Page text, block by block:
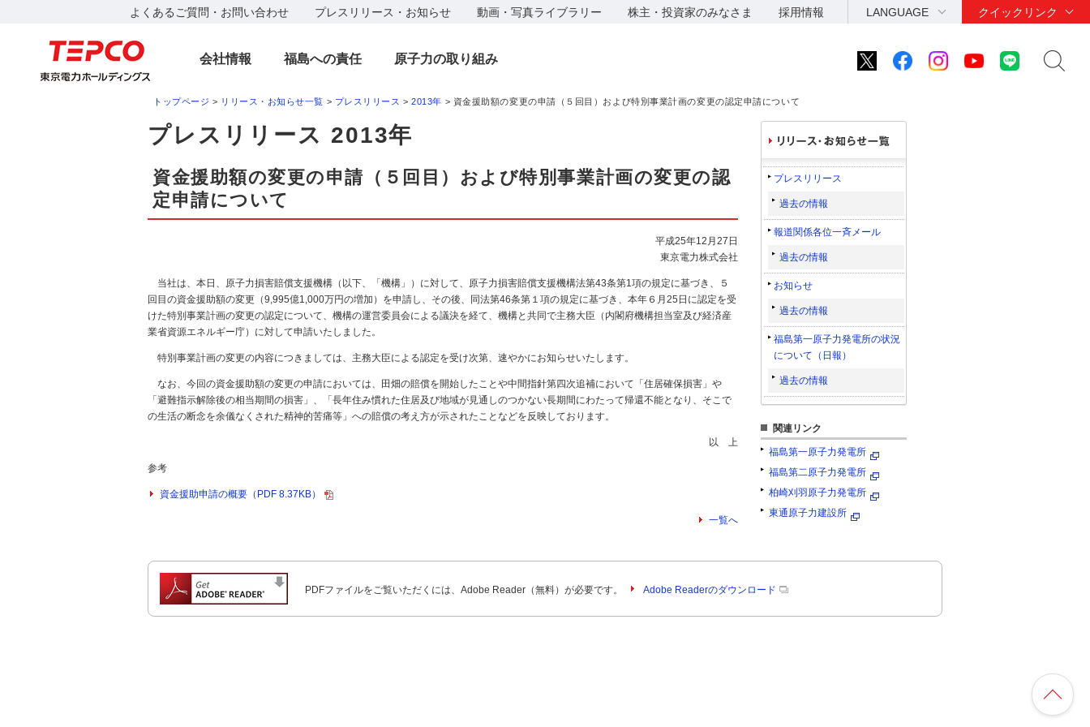
よくあるご質問・お問い合わせ プレスリリース・お知らせ 動画・写真ライブラリー 株主・投資家のみなさま 採用情報 LANGUAGE クイックリンク
会社情報 福島への責任 原子力の取り組み
トップページ > リリース・お知らせ一覧 > プレスリリース >2013年 > 資金援助額の変更の申請（５回目）および特別事業計画の変更の認定申請について
プレスリリース 2013年
資金援助額の変更の申請（５回目）および特別事業計画の変更の認
定申請について
平成25年12月27日
東京電力株式会社
当社は、本日、原子力損害賠償支援機構（以下、「機構」）に対して、原子力損害賠償支援機構法第43条第1項の規定に基づき、５
回目の資金援助額の変更（9,995億1,000万円の増加）を申請し、その後、同法第46条第１項の規定に基づき、本年６月25日に認定を受
けた特別事業計画の変更の認定について、機構の運営委員会による議決を経て、機構と共同で主務大臣（内閣府機構担当室及び経済産
業省資源エネルギー庁）に対して申請いたしました。
特別事業計画の変更の内容につきましては、主務大臣による認定を受け次第、速やかにお知らせいたします。
なお、今回の資金援助額の変更の申請においては、田畑の賠償を開始したことや中間指針第四次追補において「住居確保損害」や
「避難指示解除後の相当期間の損害」、「長年住み慣れた住居及び地域が見通しのつかない長期間にわたって帰還不能となり、そこで
の生活の断念を余儀なくされた精神的苦痛等」への賠償の考え方が示されたことなどを反映しております。
以 上
参考
資金援助申請の概要（PDF 8.37KB）
一覧へ
プレスリリース
過去の情報
報道関係各位一斉メール
過去の情報
お知らせ
過去の情報
福島第一原子力発電所の状況
について（日報）
過去の情報
関連リンク
福島第一原子力発電所
福島第二原子力発電所
柏崎刈羽原子力発電所
東通原子力建設所
PDFファイルをご覧いただくには、Adobe Reader（無料）が必要です。 Adobe Readerのダウンロード